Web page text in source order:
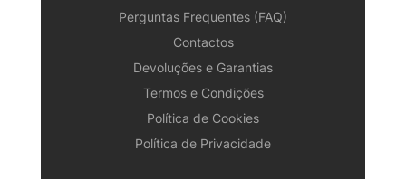
Perguntas Frequentes (FAQ)
Contactos
Devoluções e Garantias
Termos e Condições
Política de Cookies
Política de Privacidade